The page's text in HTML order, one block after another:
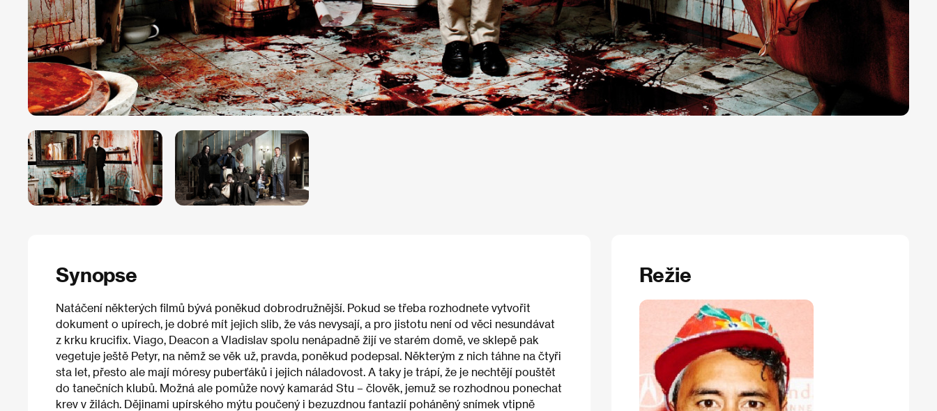
Synopse
Natáčení některých filmů bývá poněkud dobrodružnější. Pokud se třeba rozhodnete vytvořit
dokument o upírech, je dobré mít jejich slib, že vás nevysají, a pro jistotu není od věci nesundávat
z krku krucifix. Viago, Deacon a Vladislav spolu nenápadně žijí ve starém domě, ve sklepě pak
vegetuje ještě Petyr, na němž se věk už, pravda, poněkud podepsal. Některým z nich táhne na čtyři
sta let, přesto ale mají móresy puberťáků i jejich náladovost. A taky je trápí, že je nechtějí pouštět
do tanečních klubů. Možná ale pomůže nový kamarád Stu – člověk, jemuž se rozhodnou ponechat
krev v žilách. Dějinami upírského mýtu poučený i bezuzdnou fantazií poháněný snímek vtipně
Režie